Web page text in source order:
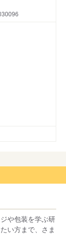
や包装を学ぶ研
い方まで、さま